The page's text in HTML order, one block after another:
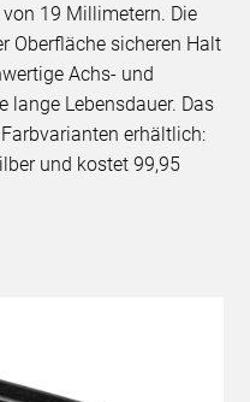
19 Millimetern. Die
Oberfläche sicheren Halt
Achs- und
lange Lebensdauer. Das
erhältlich:
und kostet 99,95